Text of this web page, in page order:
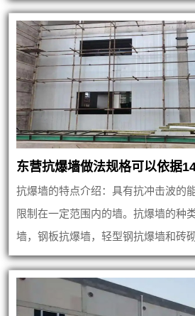
东营抗爆墙做法规格可以依据
抗爆墙的特点介绍：具有抗冲击波的
限制在一定范围内的墙。抗爆墙的种
墙，钢板抗爆墙，轻型钢抗爆墙和砖